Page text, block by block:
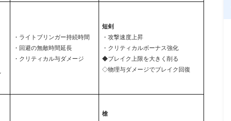
・ライトブリンガー持続時間
・回避の無敵時間延長
・クリティカル与ダメージ
短剣
・攻撃速度上昇
・クリティカルボーナス強化
◆ブレイク上限を大きく削る
◇物理与ダメージでブレイク回復
槍